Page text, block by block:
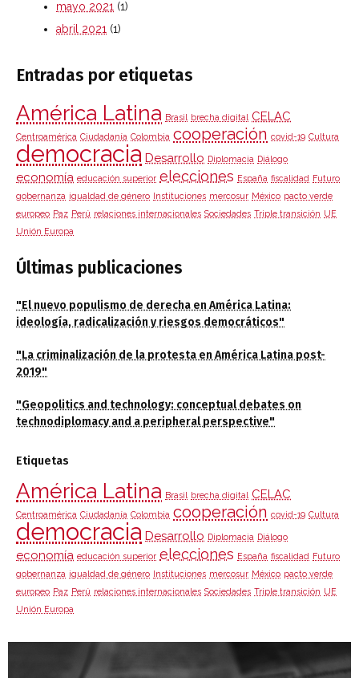
mayo 2021 (1)
abril 2021 (1)
Entradas por etiquetas
América Latina Brasil brecha digital CELAC
Centroamérica Ciudadanía Colombia cooperación covid-19 Cultura
democracia Desarrollo Diplomacia Diálogo
economía educación superior elecciones España fiscalidad Futuro
gobernanza igualdad de género Instituciones mercosur México pacto verde
europeo Paz Perú relaciones internacionales Sociedades Triple transición UE
Unión Europa
Últimas publicaciones
"El nuevo populismo de derecha en América Latina:
ideología, radicalización y riesgos democráticos"
"La criminalización de la protesta en América Latina post-
2019"
"Geopolitics and technology: conceptual debates on
technodiplomacy and a peripheral perspective"
Etiquetas
América Latina Brasil brecha digital CELAC
Centroamérica Ciudadanía Colombia cooperación covid-19 Cultura
democracia Desarrollo Diplomacia Diálogo
economía educación superior elecciones España fiscalidad Futuro
gobernanza igualdad de género Instituciones mercosur México pacto verde
europeo Paz Perú relaciones internacionales Sociedades Triple transición UE
Unión Europa